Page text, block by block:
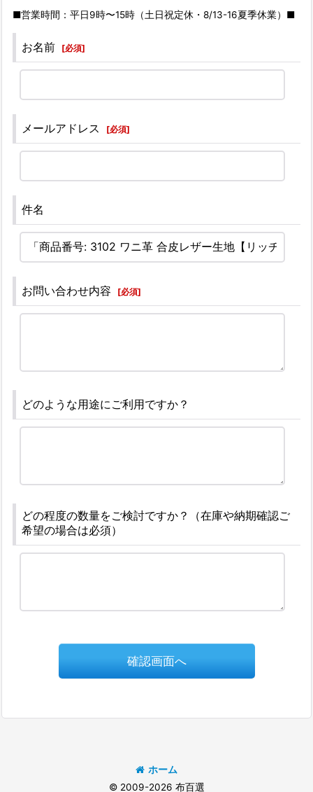
■営業時間：平日9時〜15時（土日祝定休・8/13-16夏季休業）■
お名前 [必須]
メールアドレス [必須]
件名
お問い合わせ内容 [必須]
どのような用途にご利用ですか？
どの程度の数量をご検討ですか？（在庫や納期確認ご
希望の場合は必須）
確認画面へ
ホーム
© 2009-2026 布百選